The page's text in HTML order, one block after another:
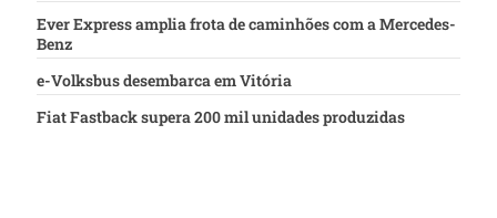
Ever Express amplia frota de caminhões com a Mercedes-
Benz
e-Volksbus desembarca em Vitória
Fiat Fastback supera 200 mil unidades produzidas